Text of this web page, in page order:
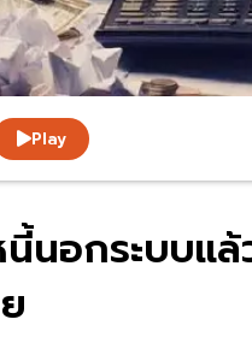
Play
นอกระบบแ